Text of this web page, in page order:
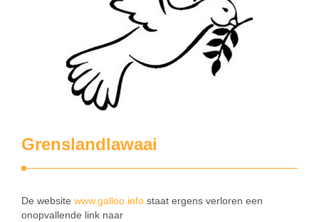
Grenslandlawaai
De website www.galloo.info staat ergens verloren een
onopvallende link naar